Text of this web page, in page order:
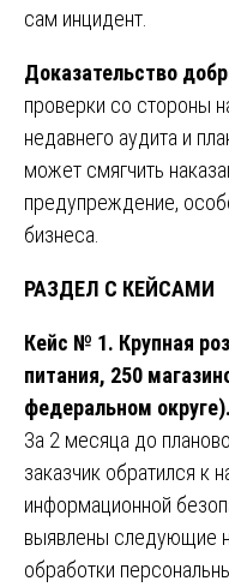
сам инцидент.
Доказательство
проверки со стороны
недавнего аудита и
может смягчить
предупреждение,
бизнеса.
РАЗДЕЛ С КЕЙСАМИ
Кейс № 1. Крупная
питания, 250
федеральном округе).
За 2 месяца до
заказчик обратился к
информационной
выявлены следующие
обработки